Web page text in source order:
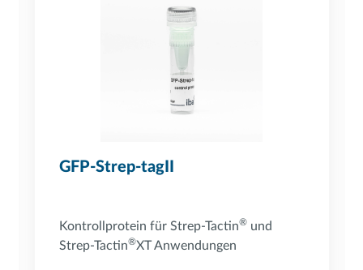
GFP-Strep-tagII
Kontrollprotein für Strep-Tactin®und
Strep-Tactin®XT Anwendungen